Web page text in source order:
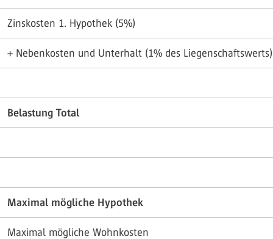
Zinskosten 1. Hypothek (5%)
+ Nebenkosten und Unterhalt (1% des Liegenschaftswerts)
Belastung Total
Maximal mögliche Hypothek
Maximal mögliche Wohnkosten